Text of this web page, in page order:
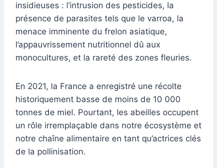
insidieuses : l’intrusion des pesticides, la
présence de parasites tels que le varroa, la
menace imminente du frelon asiatique,
l’appauvrissement nutritionnel dû aux
monocultures, et la rareté des zones fleuries.
En 2021, la France a enregistré une récolte
historiquement basse de moins de 10 000
tonnes de miel. Pourtant, les abeilles occupent
un rôle irremplaçable dans notre écosystème et
notre chaîne alimentaire en tant qu’actrices clés
de la pollinisation.